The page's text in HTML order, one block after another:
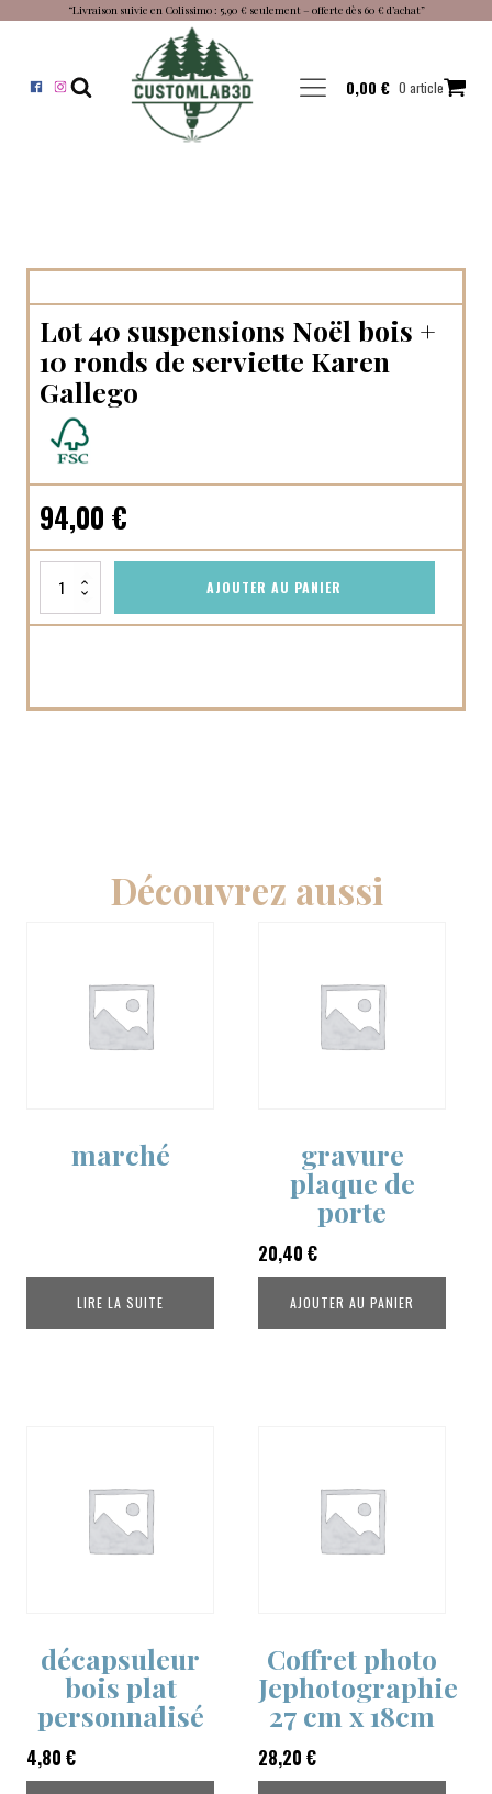
“Livraison suivie en Colissimo : 5,90 € seulement – offerte dès 60 € d’achat”
0,00 € 0 article
Lot 40 suspensions Noël bois +
10 ronds de serviette Karen
Gallego
94,00 €
quantité
Lot
bois
AJOUTER AU PANIER
Découvrez aussi
marché
LIRE LA SUITE
gravure
plaque de
porte
20,40€
AJOUTER AU PANIER
décapsuleur
bois plat
personnalisé
4,80 €
Coffret photo
Jephotographie
27 cm x 18cm
28,20€